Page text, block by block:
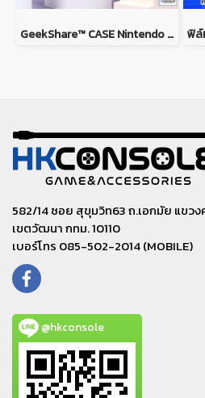
GeekShare™ CASE Nintendo Switch / Switch OLED MODEL เคส TPU เนื้อนิ่ม ยางซิลิโคน ลาย Evagalion เคสกันรอยรอบตัว
582/14 ซอย สุขุมวิท63 ถ.เอกมัย แขว
เขตวัฒนา กทม. 10110
เบอร์โทร 085-502-2014 (MOBILE)
@hkconsole